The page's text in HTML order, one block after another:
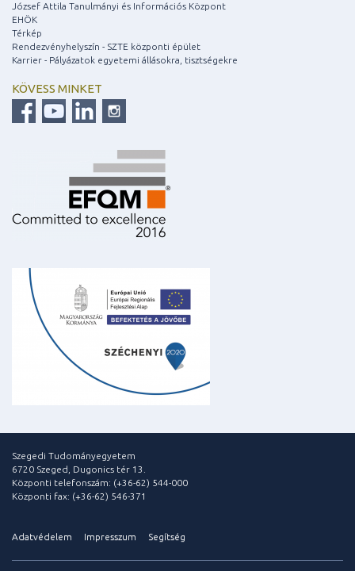
József Attila Tanulmányi és Információs Központ
EHÖK
Térkép
Rendezvényhelyszín - SZTE központi épület
Karrier - Pályázatok egyetemi állásokra, tisztségekre
KÖVESS MINKET
Szegedi Tudományegyetem
6720 Szeged, Dugonics tér 13.
Központi telefonszám: (+36-62) 544-000
Központi fax: (+36-62) 546-371
Adatvédelem Impresszum Segítség